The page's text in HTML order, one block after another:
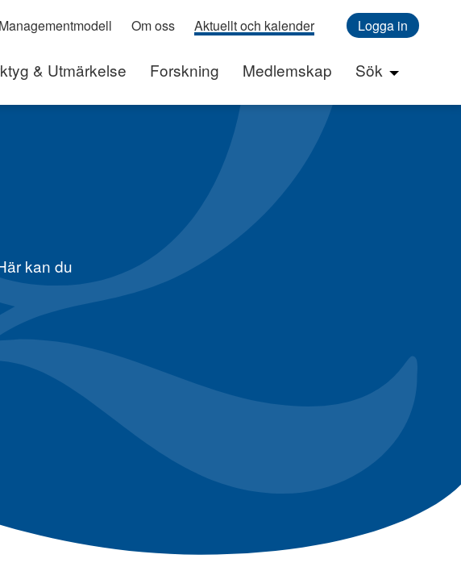
Om oss Aktuellt och kalender Logga in
& Utmärkelse Forskning Medlemskap Sök
kan du